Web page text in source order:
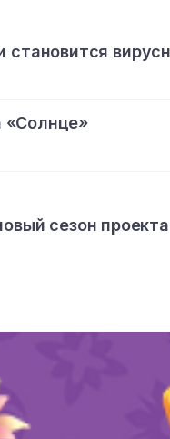
становится
«Солнце»
сезон